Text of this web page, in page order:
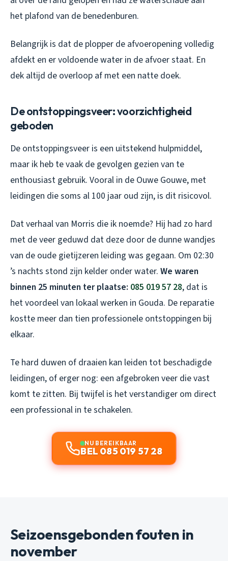
het plafond van de benedenburen.
Belangrijk is dat de plopper de afvoeropening volledig
afdekt en er voldoende water in de afvoer staat. En
dek altijd de overloop af met een natte doek.
De ontstoppingsveer: voorzichtigheid
geboden
De ontstoppingsveer is een uitstekend hulpmiddel,
maar ik heb te vaak de gevolgen gezien van te
enthousiast gebruik. Vooral in de Ouwe Gouwe, met
leidingen die soms al 100 jaar oud zijn, is dit risicovol.
Dat verhaal van Morris die ik noemde? Hij had zo hard
met de veer geduwd dat deze door de dunne wandjes
van de oude gietijzeren leiding was gegaan. Om 02:30
’s nachts stond zijn kelder onder water. We waren
binnen 25 minuten ter plaatse: 085 019 57 28, dat is
het voordeel van lokaal werken in Gouda. De reparatie
kostte meer dan tien professionele ontstoppingen bij
elkaar.
Te hard duwen of draaien kan leiden tot beschadigde
leidingen, of erger nog: een afgebroken veer die vast
komt te zitten. Bij twijfel is het verstandiger om direct
een professional in te schakelen.
NU BEREIKBAAR
BEL 085 019 57 28
Seizoensgebonden fouten in
november